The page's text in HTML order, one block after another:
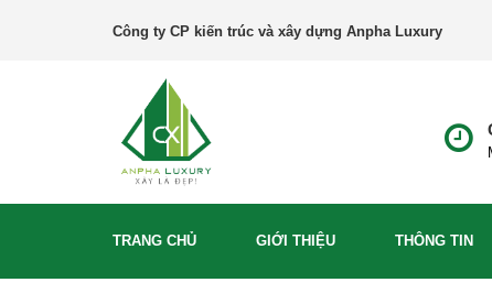
Công ty CP kiến trúc và xây dựng Anpha Luxury
TRANG CHỦ GIỚI THIỆU THÔNG TIN